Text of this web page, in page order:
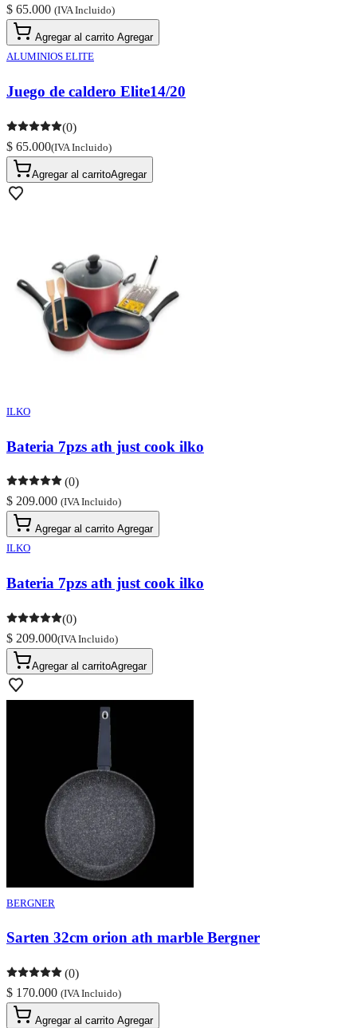
$ 65.000 (IVA Incluido)
Agregar al carrito Agregar
ALUMINIOS ELITE
Juego de caldero Elite14/20
(0)
$ 65.000(IVA Incluido)
Agregar al carritoAgregar
ILKO
Bateria 7pzs ath just cook ilko
(0)
$ 209.000 (IVA Incluido)
Agregar al carrito Agregar
ILKO
Bateria 7pzs ath just cook ilko
(0)
$ 209.000(IVA Incluido)
Agregar al carritoAgregar
BERGNER
Sarten 32cm orion ath marble Bergner
(0)
$ 170.000 (IVA Incluido)
Agregar al carrito Agregar